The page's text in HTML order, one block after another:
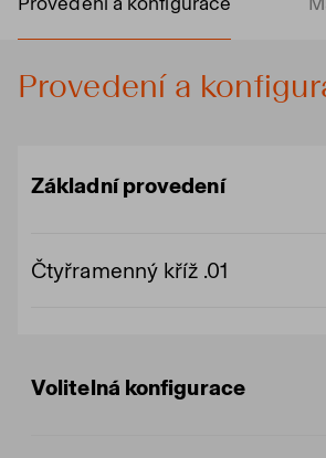
Provedení a
Základní provedení
Čtyřramenný kříž .01
Volitelná konfigurace